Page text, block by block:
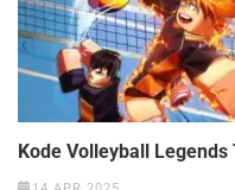
Kode Volleyball